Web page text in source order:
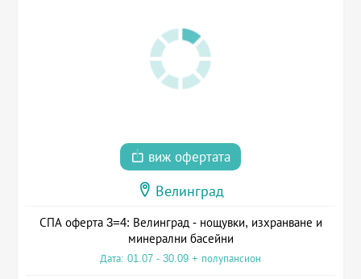
виж офертата
Велинград
СПА оферта 3=4: Велинград - нощувки, изхранване и
минерални басейни
Дата: 01.07 - 30.09 + полупансион